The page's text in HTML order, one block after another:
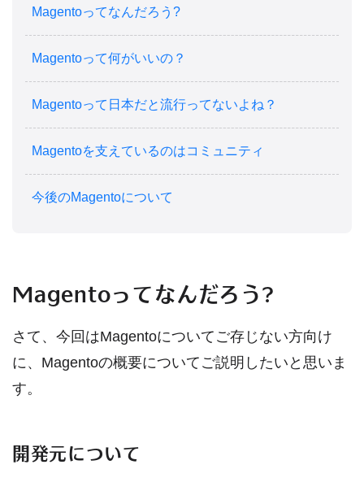
Magentoってなんだろう?
Magentoって何がいいの？
Magentoって日本だと流行ってないよね？
Magentoを支えているのはコミュニティ
今後のMagentoについて
Magentoってなんだろう?
さて、今回はMagentoについてご存じない方向け
に、Magentoの概要についてご説明したいと思いま
す。
開発元について